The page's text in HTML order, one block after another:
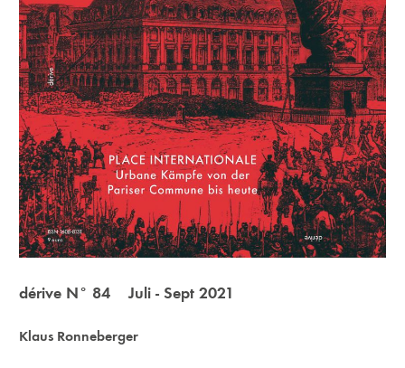
dérive N° 84 Juli - Sept 2021
Klaus Ronneberger